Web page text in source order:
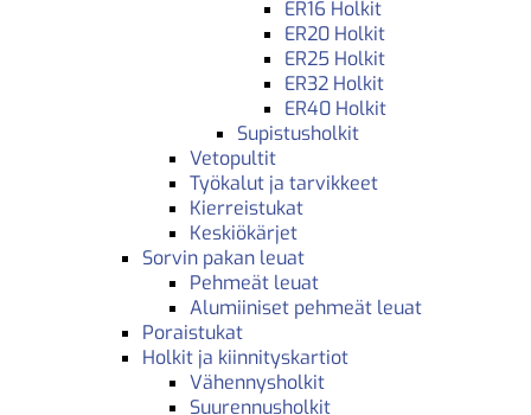
ER16 Holkit
ER20 Holkit
ER25 Holkit
ER32 Holkit
ER40 Holkit
Supistusholkit
Vetopultit
Työkalut ja tarvikkeet
Kierreistukat
Keskiökärjet
Sorvin pakan leuat
Pehmeät leuat
Alumiiniset pehmeät leuat
Poraistukat
Holkit ja kiinnityskartiot
Vähennysholkit
Suurennusholkit